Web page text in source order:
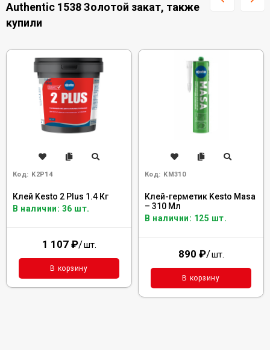
Authentic 1538 Золотой закат, также
купили
Код: K2P14
Клей Kesto 2 Plus 1.4 Кг
В наличии: 36 шт.
1 107 ₽/шт.
В корзину
Код: KM310
Клей-герметик Kesto Masa
– 310 Мл
В наличии: 125 шт.
890 ₽/шт.
В корзину